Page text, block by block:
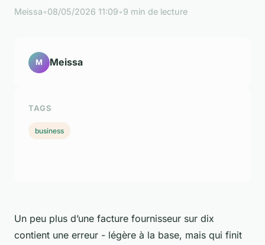
Meissa•08/05/2026 11:09•9 min de lecture
Un peu plus d’une facture fournisseur sur dix
contient une erreur - légère à la base, mais qui finit
M Meissa
TAGS
business